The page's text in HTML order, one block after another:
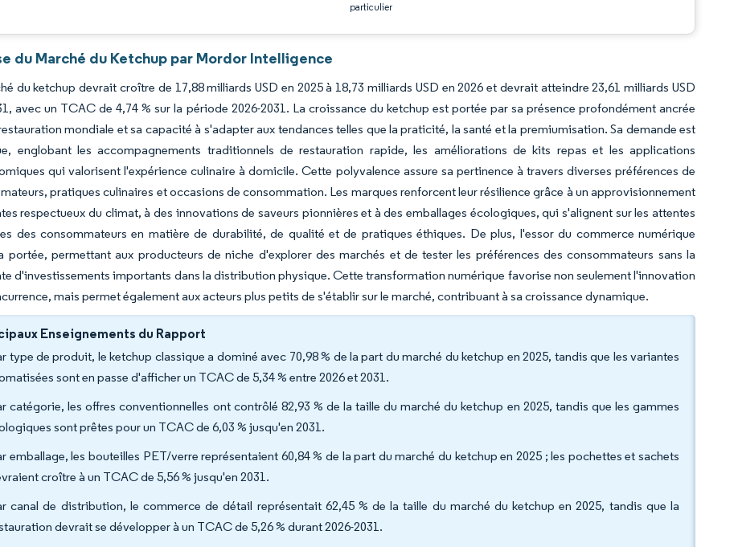
particulier
du Marché du Ketchup par Mordor Intelligence
du ketchup devrait croître de 17,88 milliards USD en 2025 à 18,73 milliards USD en 2026 et devrait atteindre 23,61 milliards USD
avec un TCAC de 4,74 % sur la période 2026-2031. La croissance du ketchup est portée par sa présence profondément ancrée
mondiale et sa capacité à s'adapter aux tendances telles que la praticité, la santé et la premiumisation. Sa demande est
englobant les accompagnements traditionnels de restauration rapide, les améliorations de kits repas et les applications
qui valorisent l'expérience culinaire à domicile. Cette polyvalence assure sa pertinence à travers diverses préférences de
pratiques culinaires et occasions de consommation. Les marques renforcent leur résilience grâce à un approvisionnement
respectueux du climat, à des innovations de saveurs pionnières et à des emballages écologiques, qui s'alignent sur les attentes
des consommateurs en matière de durabilité, de qualité et de pratiques éthiques. De plus, l'essor du commerce numérique
portée, permettant aux producteurs de niche d'explorer des marchés et de tester les préférences des consommateurs sans la
d'investissements importants dans la distribution physique. Cette transformation numérique favorise non seulement l'innovation
mais permet également aux acteurs plus petits de s'établir sur le marché, contribuant à sa croissance dynamique.
Enseignements du Rapport
type de produit, le ketchup classique a dominé avec 70,98 % de la part du marché du ketchup en 2025, tandis que les variantes
sont en passe d'afficher un TCAC de 5,34 % entre 2026 et 2031.
catégorie, les offres conventionnelles ont contrôlé 82,93 % de la taille du marché du ketchup en 2025, tandis que les gammes
sont prêtes pour un TCAC de 6,03 % jusqu'en 2031.
emballage, les bouteilles PET/verre représentaient 60,84 % de la part du marché du ketchup en 2025 ; les pochettes et sachets
croître à un TCAC de 5,56 % jusqu'en 2031.
canal de distribution, le commerce de détail représentait 62,45 % de la taille du marché du ketchup en 2025, tandis que la
devrait se développer à un TCAC de 5,26 % durant 2026-2031.